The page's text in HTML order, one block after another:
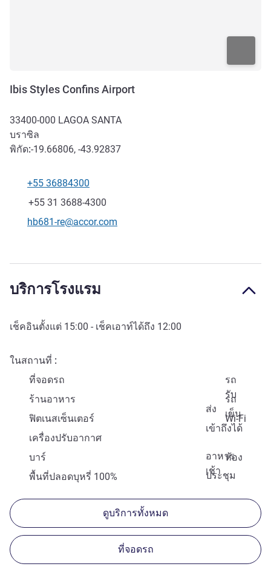
Ibis Styles Confins Airport
33400-000 LAGOA SANTA
บราซิล
พิกัด:-19.66806, -43.92837
โทรศัพท์
+55 36884300
แฟกซ์
+55 31 3688-4300
อีเมลติดต่อ
hb681-re@accor.com
บริการโรงแรม
เช็คอินตั้งแต่ 15:00 - เช็คเอาท์ได้ถึง 12:00
ในสถานที่
ที่จอดรถ
รถ
รับ
ส่ง
ร้านอาหาร
รถ
เข็น
เข้าถึงได้
ฟิตเนสเซ็นเตอร์
Wi-Fi
เครื่องปรับอากาศ
อาหาร
เช้า
บาร์
ห้อง
ประชุม
พื้นที่ปลอดบุหรี่ 100%
ดูบริการทั้งหมด
ที่จอดรถ